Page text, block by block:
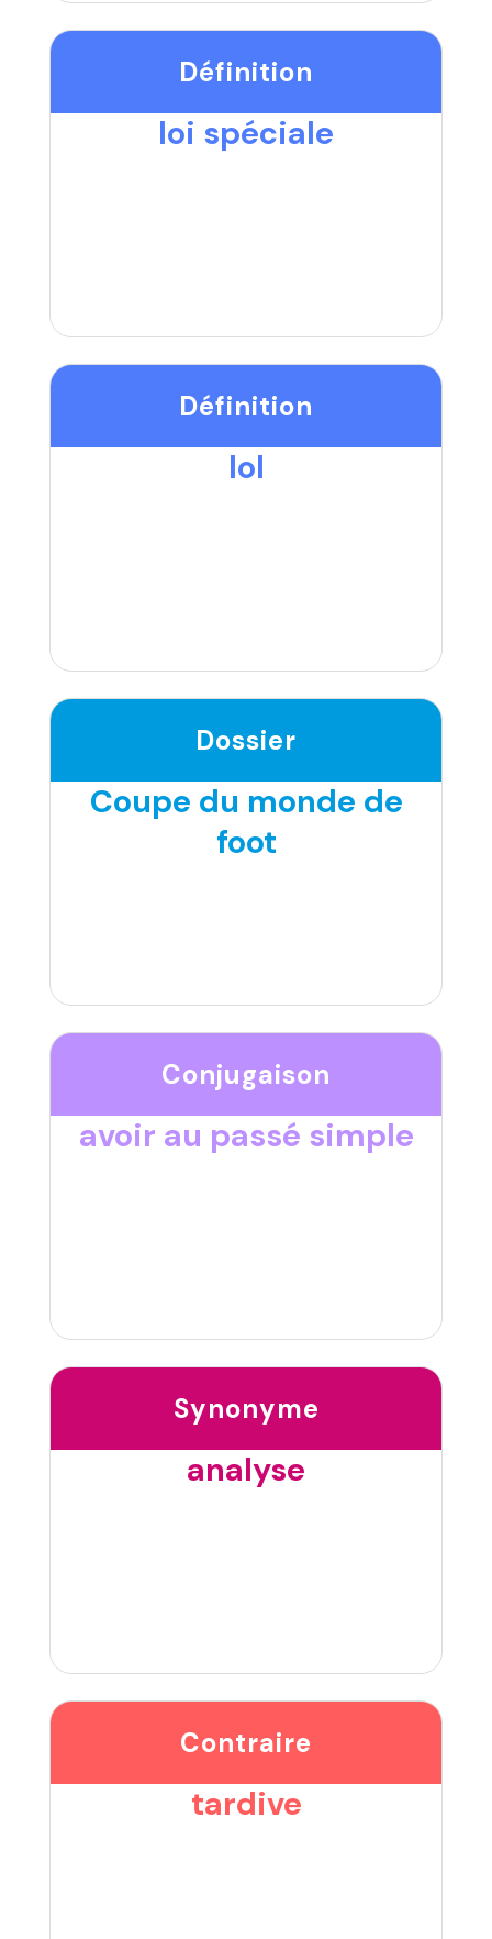
Définition
loi spéciale
Définition
lol
Dossier
Coupe du monde de
foot
Conjugaison
avoir au passé simple
Synonyme
analyse
Contraire
tardive